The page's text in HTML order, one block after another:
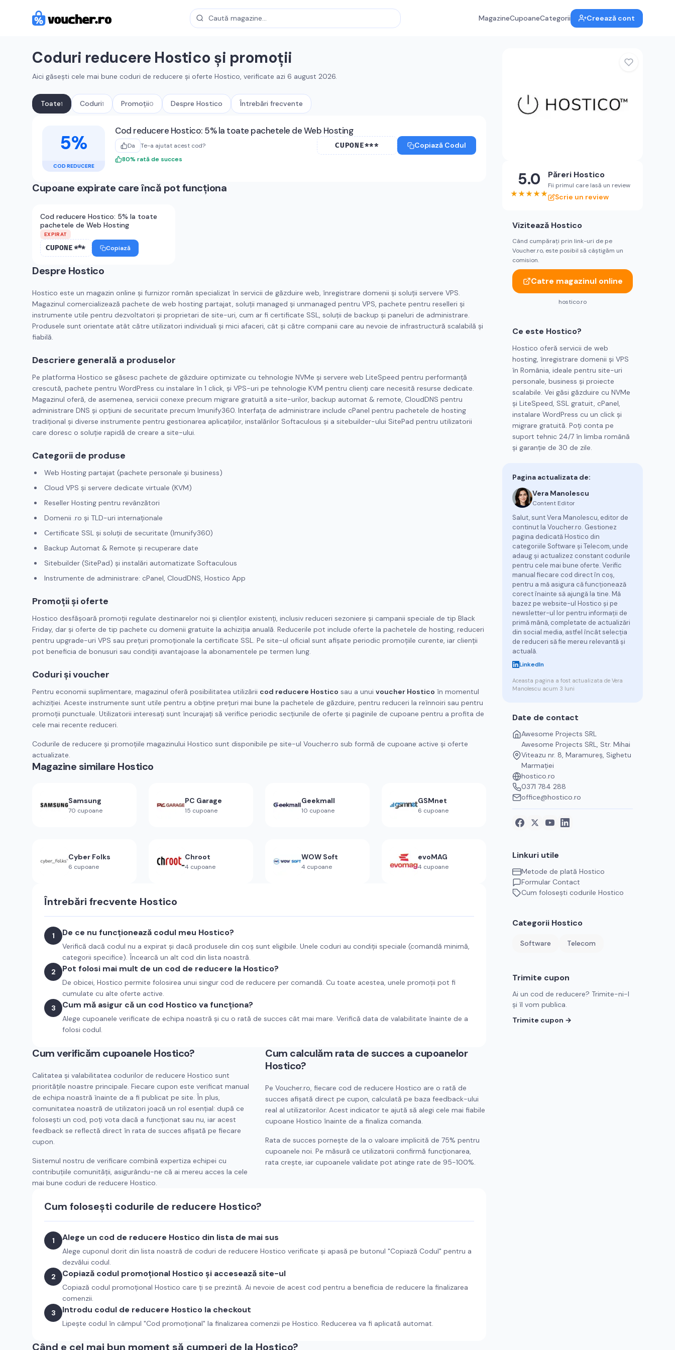
MagazineCupoaneCategorii Creează cont
Coduri reducere Hostico și promoții
Aici găsești cele mai bune coduri de reducere și oferte Hostico, verificate azi 6 august 2026.
Toate1 Coduri1 Promoții0 Despre Hostico Întrebări frecvente
5%
COD REDUCERE
Cod reducere Hostico: 5% la toate pachetele de Web Hosting
Da Te-a ajutat acest cod? CUPONE*** Copiază Codul
80% rată de succes
Cupoane expirate care încă pot funcționa
Cod reducere Hostico: 5% la toate
pachetele de Web Hosting
EXPIRAT
CUPONE*** Copiază
Despre Hostico
Hostico este un magazin online și furnizor român specializat în servicii de găzduire web, înregistrare domenii și soluții servere VPS.
Magazinul comercializează pachete de web hosting partajat, soluții managed și unmanaged pentru VPS, pachete pentru reselleri și
instrumente utile pentru dezvoltatori și proprietari de site-uri, cum ar fi certificate SSL, soluții de backup și paneluri de administrare.
Produsele sunt orientate atât către utilizatori individuali și mici afaceri, cât și către companii care au nevoie de infrastructură scalabilă și
fiabilă.
Descriere generală a produselor
Pe platforma Hostico se găsesc pachete de găzduire optimizate cu tehnologie NVMe și servere web LiteSpeed pentru performanță
crescută, pachete pentru WordPress cu instalare în 1 click, și VPS-uri pe tehnologie KVM pentru clienți care necesită resurse dedicate.
Magazinul oferă, de asemenea, servicii conexe precum migrare gratuită a site-urilor, backup automat & remote, CloudDNS pentru
administrare DNS și opțiuni de securitate precum Imunify360. Interfața de administrare include cPanel pentru pachetele de hosting
tradițional și diverse instrumente pentru gestionarea aplicațiilor, instalărilor Softaculous și a sitebuilder-ului SitePad pentru utilizatorii
care doresc o soluție rapidă de creare a site-ului.
Categorii de produse
Web Hosting partajat (pachete personale și business)
Cloud VPS și servere dedicate virtuale (KVM)
Reseller Hosting pentru revânzători
Domenii .ro și TLD-uri internaționale
Certificate SSL și soluții de securitate (Imunify360)
Backup Automat & Remote și recuperare date
Sitebuilder (SitePad) și instalări automatizate Softaculous
Instrumente de administrare: cPanel, CloudDNS, Hostico App
Promoții și oferte
Hostico desfășoară promoții regulate destinarelor noi și clienților existenți, inclusiv reduceri sezoniere și campanii speciale de tip Black
Friday, dar și oferte de tip pachete cu domenii gratuite la achiziția anuală. Reducerile pot include oferte la pachetele de hosting, reduceri
pentru upgrade-uri VPS sau prețuri promoționale la certificate SSL. Pe site-ul oficial sunt afișate periodic promoțiile curente, iar clienții
pot beneficia de bonusuri sau condiții avantajoase la abonamentele pe termen lung.
Coduri și voucher
Pentru economii suplimentare, magazinul oferă posibilitatea utilizării cod reducere Hostico sau a unui voucher Hostico în momentul
achiziției. Aceste instrumente sunt utile pentru a obține prețuri mai bune la pachetele de găzduire, pentru reduceri la reînnoiri sau pentru
promoții punctuale. Utilizatorii interesați sunt încurajați să verifice periodic secțiunile de oferte și paginile de cupoane pentru a profita de
cele mai recente reduceri.
Codurile de reducere și promoțiile magazinului Hostico sunt disponibile pe site-ul Voucher.ro sub formă de cupoane active și oferte
actualizate.
Magazine similare Hostico
Samsung
70 cupoane
PC Garage
15 cupoane
Geekmall
10 cupoane
GSMnet
6 cupoane
Cyber Folks
6 cupoane
Chroot
4 cupoane
WOW Soft
4 cupoane
evoMAG
4 cupoane
Întrebări frecvente Hostico
1 De ce nu funcționează codul meu Hostico?
Verifică dacă codul nu a expirat și dacă produsele din coș sunt eligibile. Unele coduri au condiții speciale (comandă minimă,
categorii specifice). Încearcă un alt cod din lista noastră.
2
Pot folosi mai mult de un cod de reducere la Hostico?
De obicei, Hostico permite folosirea unui singur cod de reducere per comandă. Cu toate acestea, unele promoții pot fi
cumulate cu alte oferte active.
3
Cum mă asigur că un cod Hostico va funcționa?
Alege cupoanele verificate de echipa noastră și cu o rată de succes cât mai mare. Verifică data de valabilitate înainte de a
folosi codul.
Cum verificăm cupoanele Hostico?
Calitatea și valabilitatea codurilor de reducere Hostico sunt
prioritățile noastre principale. Fiecare cupon este verificat manual
de echipa noastră înainte de a fi publicat pe site. În plus,
comunitatea noastră de utilizatori joacă un rol esențial: după ce
folosești un cod, poți vota dacă a funcționat sau nu, iar acest
feedback se reflectă direct în rata de succes afișată pe fiecare
cupon.
Sistemul nostru de verificare combină expertiza echipei cu
contribuțiile comunității, asigurându-ne că ai mereu acces la cele
mai bune coduri de reducere Hostico.
Cum calculăm rata de succes a cupoanelor
Hostico?
Pe Voucher.ro, fiecare cod de reducere Hostico are o rată de
succes afișată direct pe cupon, calculată pe baza feedback-ului
real al utilizatorilor. Acest indicator te ajută să alegi cele mai fiabile
cupoane Hostico înainte de a finaliza comanda.
Rata de succes pornește de la o valoare implicită de 75% pentru
cupoanele noi. Pe măsură ce utilizatorii confirmă funcționarea,
rata crește, iar cupoanele validate pot atinge rate de 95-100%.
Cum folosești codurile de reducere Hostico?
1 Alege un cod de reducere Hostico din lista de mai sus
Alege cuponul dorit din lista noastră de coduri de reducere Hostico verificate și apasă pe butonul "Copiază Codul" pentru a
dezvălui codul.
2
Copiază codul promoțional Hosticoși accesează site-ul
Copiază codul promoțional Hostico care ți se prezintă. Ai nevoie de acest cod pentru a beneficia de reducere la finalizarea
comenzii.
3
Introdu codul de reducere Hostico la checkout
Lipește codul în câmpul "Cod promoțional" la finalizarea comenzii pe Hostico. Reducerea va fi aplicată automat.
Când e cel mai bun moment să cumperi de la Hostico?
5.0
★★★★★
Păreri Hostico
Fii primul care lasă un review
Scrie un review
Vizitează Hostico
Când cumpărați prin link-uri de pe
Voucher.ro, este posibil să câștigăm un
comision.
Catre magazinul online
hostico.ro
Ce este Hostico?
Hostico oferă servicii de web
hosting, înregistrare domenii și VPS
în România, ideale pentru site-uri
personale, business și proiecte
scalabile. Vei găsi găzduire cu NVMe
și LiteSpeed, SSL gratuit, cPanel,
instalare WordPress cu un click și
migrare gratuită. Poți conta pe
suport tehnic 24/7 în limba română
și garanție de 30 de zile.
Pagina actualizata de:
Vera Manolescu
Content Editor
Salut, sunt Vera Manolescu, editor de
continut la Voucher.ro. Gestionez
pagina dedicată Hostico din
categoriile Software și Telecom, unde
adaug și actualizez constant codurile
pentru cele mai bune oferte. Verific
manual fiecare cod direct în coș,
pentru a mă asigura că funcționează
corect înainte să ajungă la tine. Mă
bazez pe website-ul Hostico și pe
newsletter-ul lor pentru informații de
primă mână, completate de actualizări
din social media, astfel încât selecția
de reduceri să fie mereu relevantă și
actuală.
LinkedIn
Aceasta pagina a fost actualizata de Vera
Manolescu acum 3 luni
Date de contact
Awesome Projects SRL
Awesome Projects SRL, Str. Mihai
Viteazu nr. 8, Maramureș, Sighetu
Marmației
hostico.ro
0371 784 288
office@hostico.ro
Linkuri utile
Metode de plată Hostico
Formular Contact
Cum folosești codurile Hostico
Categorii Hostico
Software Telecom
Trimite cupon
Ai un cod de reducere? Trimite-ni-l
și îl vom publica.
Trimite cupon →